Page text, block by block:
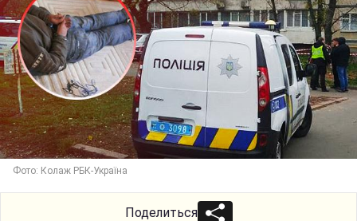
Фото: Колаж РБК-Україна
Поделиться